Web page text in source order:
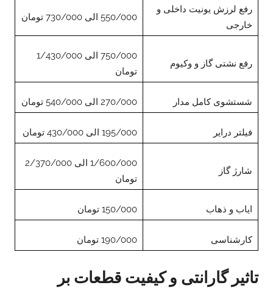
550/000 الی 730/000 تومان
رفع لرزش یونیت داخلی و
خارجی
750/000 الی 1/430/000
تومان
رفع نشتی گاز و وکیوم
270/000 الی 540/000 تومان شستشوی کامل مدار
195/000 الی 430/000 تومان فیلتر درایر
1/600/000 الی 2/370/000
تومان
شارژ گاز
150/000 تومان ایاب و ذهاب
190/000 تومان کارشناسی
تاثیر گارانتی و کیفیت قطعات بر